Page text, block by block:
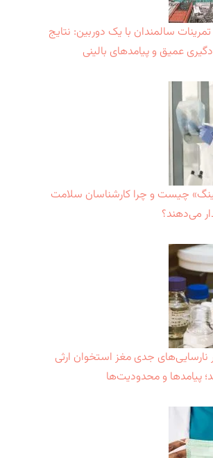
تمرینات سالمندان با یک دوربین: نتایج
عمیق و پیامدهای بالینی
چیست و چرا کارشناسان سلامت
می‌دهند؟
نارسایی‌های جدی مغز استخوان ارثی
پیامدها و محدودیت‌ها